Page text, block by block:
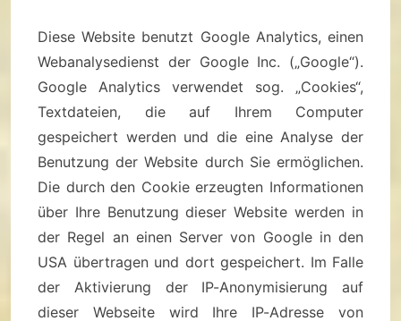
Diese Website benutzt Google Analytics, einen
Webanalysedienst der Google Inc. („Google“).
Google Analytics verwendet sog. „Cookies“,
Textdateien, die auf Ihrem Computer
gespeichert werden und die eine Analyse der
Benutzung der Website durch Sie ermöglichen.
Die durch den Cookie erzeugten Informationen
über Ihre Benutzung dieser Website werden in
der Regel an einen Server von Google in den
USA übertragen und dort gespeichert. Im Falle
der Aktivierung der IP-Anonymisierung auf
dieser Webseite wird Ihre IP-Adresse von